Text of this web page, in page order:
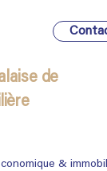
de
&